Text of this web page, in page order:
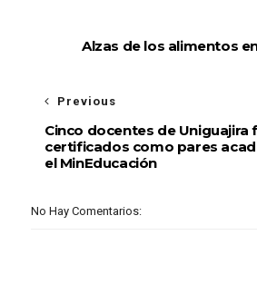
Alzas de los alimentos
Previous
Cinco docentes de Uniguajira
certificados como pares
el MinEducación
No Hay Comentarios: